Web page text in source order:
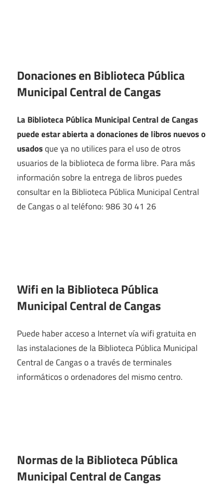
Donaciones en Biblioteca Pública
Municipal Central de Cangas
La Biblioteca Pública Municipal Central de Cangas
puede estar abierta a donaciones de libros nuevos o
usadosque ya no utilices para el uso de otros
usuarios de la biblioteca de forma libre. Para más
información sobre la entrega de libros puedes
consultar en la Biblioteca Pública Municipal Central
de Cangas o al teléfono: 986 30 41 26
Wifi en laBiblioteca Pública
Municipal Central de Cangas
Puede haber acceso a Internet vía wifi gratuita en
las instalaciones de la Biblioteca Pública Municipal
Central de Cangas o a través de terminales
informáticos o ordenadores del mismo centro.
Normas de la Biblioteca Pública
Municipal Central de Cangas